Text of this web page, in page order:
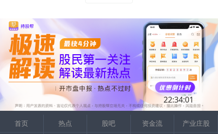
22:34:01
首页 热点 股吧 资金流 产业庄股